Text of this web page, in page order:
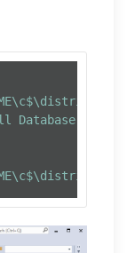
Database